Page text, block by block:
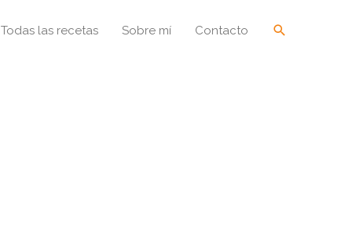
Todas las recetas Sobre mí Contacto Buscar